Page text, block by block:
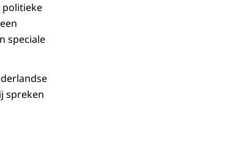
politieke
speciale
spreken